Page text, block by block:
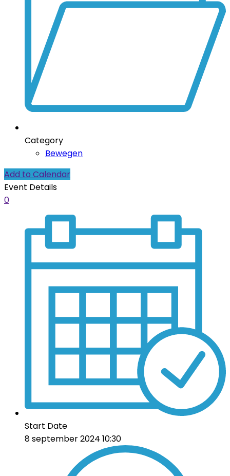
Category
Bewegen
Add to Calendar
Event Details
0
Start Date
8 september 2024 10:30